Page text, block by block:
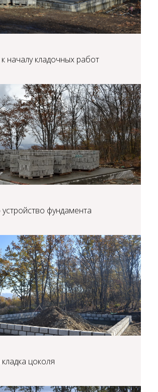
началу кладочных работ
фундамента
цоколя